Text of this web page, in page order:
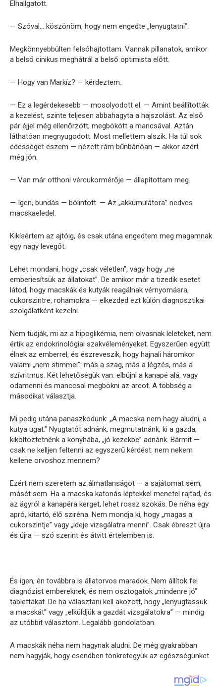
Elhallgatott.
— Szóval… köszönöm, hogy nem engedte „lenyugtatni”.
Megkönnyebbülten felsóhajtottam. Vannak pillanatok, amikor
a belső cinikus meghátrál a belső optimista előtt.
— Hogy van Markíz? — kérdeztem.
— Ez a legérdekesebb — mosolyodott el. — Amint beállították
a kezelést, szinte teljesen abbahagyta a hajszolást. Az első
pár éjjel még ellenőrzött, megbökött a mancsával. Aztán
láthatóan megnyugodott. Most mellettem alszik. Ha túl sok
édességet eszem — nézett rám bűnbánóan — akkor azért
még jön.
— Van már otthoni vércukormérője — állapítottam meg.
— Igen, bundás — bólintott. — Az „akkumulátora” nedves
macskaeledel.
Kikísértem az ajtóig, és csak utána engedtem meg magamnak
egy nagy levegőt.
Lehet mondani, hogy „csak véletlen”, vagy hogy „ne
emberiesítsük az állatokat”. De amikor már a tizedik esetet
látod, hogy macskák és kutyák reagálnak vérnyomásra,
cukorszintre, rohamokra — elkezded ezt külön diagnosztikai
szolgálatként kezelni.
Nem tudják, mi az a hipoglikémia, nem olvasnak leleteket, nem
értik az endokrinológiai szakvéleményeket. Egyszerűen együtt
élnek az emberrel, és észreveszik, hogy hajnali háromkor
valami „nem stimmel”: más a szag, más a légzés, más a
szívritmus. Két lehetőségük van: elbújni a kanapé alá, vagy
odamenni és manccsal megbökni az arcot. A többség a
másodikat választja.
Mi pedig utána panaszkodunk: „A macska nem hagy aludni, a
kutya ugat.” Nyugtatót adnánk, megmutatnánk, ki a gazda,
kiköltöztetnénk a konyhába, „jó kezekbe” adnánk. Bármit —
csak ne kelljen feltenni az egyszerű kérdést: nem nekem
kellene orvoshoz mennem?
Ezért nem szeretem az álmatlanságot — a sajátomat sem,
másét sem. Ha a macska katonás léptekkel menetel rajtad, és
az ágyról a kanapéra kerget, lehet rossz szokás. De néha egy
apró, kitartó, élő sziréna. Nem mondja ki, hogy „magas a
cukorszintje” vagy „ideje vizsgálatra menni”. Csak ébreszt újra
és újra — szó szerint és átvitt értelemben is.
És igen, én továbbra is állatorvos maradok. Nem állítok fel
diagnózist embereknek, és nem osztogatok „mindenre jó”
tablettákat. De ha választani kell aközött, hogy „lenyugtassuk
a macskát” vagy „elküldjük a gazdát vizsgálatokra” — mindig
az utóbbit választom. Legalább gondolatban.
A macskák néha nem hagynak aludni. De még gyakrabban
nem hagyják, hogy csendben tönkretegyük az egészségünket.